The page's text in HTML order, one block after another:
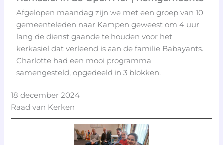
Afgelopen maandag zijn we met een groep van 10
gemeenteleden naar Kampen geweest om 4 uur
lang de dienst gaande te houden voor het
kerkasiel dat verleend is aan de familie Babayants.
Charlotte had een mooi programma
samengesteld, opgedeeld in 3 blokken.
18 december 2024
Raad van Kerken